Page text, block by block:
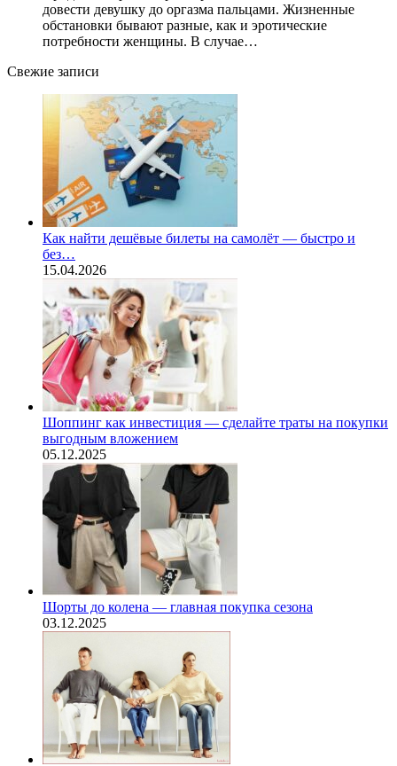
довести девушку до оргазма пальцами. Жизненные
обстановки бывают разные, как и эротические
потребности женщины. В случае…
Свежие записи
Как найти дешёвые билеты на самолёт — быстро и
без…
15.04.2026
Шоппинг как инвестиция — сделайте траты на покупки
выгодным вложением
05.12.2025
Шорты до колена — главная покупка сезона
03.12.2025